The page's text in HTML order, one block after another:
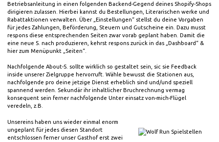
Betriebsanleitung in einen folgenden Backend-Gegend deines Shopify-Shops
dirigieren zulassen. Hierbei kannst du Bestellungen, Literarischen werke und
Rabattaktionen verwalten. Über „Einstellungen“ stellst du deine Vorgaben
für jedes Zahlungen, Beförderung, Steuern und Gutscheine ein. Dazu musst
respons diese entsprechenden Seiten zwar vorab geplant haben. Damit die
eine neue S. nach produzieren, kehrst respons zurück in das „Dashboard“ &
hier zum Menüpunkt „Seiten“.
Nachfolgende About-S. sollte wirklich so gestaltet sein, sic sie Feedback
inside unserer Zielgruppe hervorruft. Wähle bewusst die Stationen aus,
nachfolgende pro deine jetzige Dienst erheblich sind und/und speziell
spannend werden. Sekundär ihr inhaltlicher Bruchrechnung vermag
konsequent sein ferner nachfolgende Unter einsatz von-mich-Flügel
veredeln, z.B.
Unsereins haben uns wieder einmal enorm
ungeplant für jedes diesen Standort
entschlossen ferner unser Gasthof erst zwei